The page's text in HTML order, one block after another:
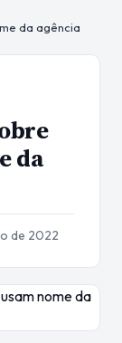
da agência
da
de 2022